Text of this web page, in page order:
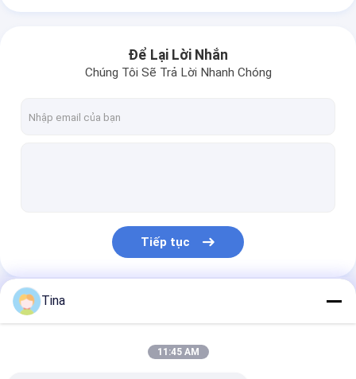
Để Lại Lời Nhắn
Chúng Tôi Sẽ Trả Lời Nhanh Chóng
Tiếp tục
Danh Mục Của Chúng Tôi
Tina
11:45 AM